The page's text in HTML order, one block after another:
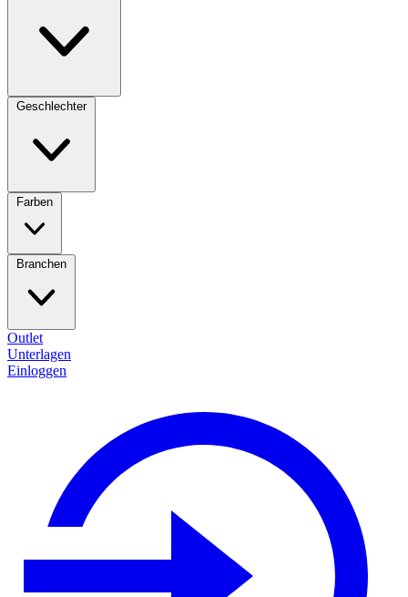
Geschlechter
Farben
Branchen
Outlet
Unterlagen
Einloggen